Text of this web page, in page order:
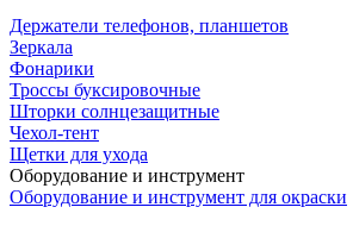
Держатели телефонов, планшетов
Зеркала
Фонарики
Троссы буксировочные
Шторки солнцезащитные
Чехол-тент
Щетки для ухода
Оборудование и инструмент
Оборудование и инструмент для окраски